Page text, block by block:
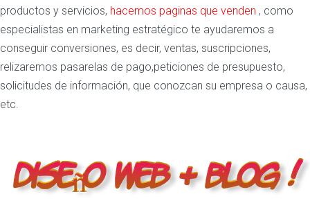
productos y servicios, hacemos paginas que venden , como
especialistas en marketing estratégico te ayudaremos a
conseguir conversiones, es decir, ventas, suscripciones,
relizaremos pasarelas de pago,peticiones de presupuesto,
solicitudes de información, que conozcan su empresa o causa,
etc.